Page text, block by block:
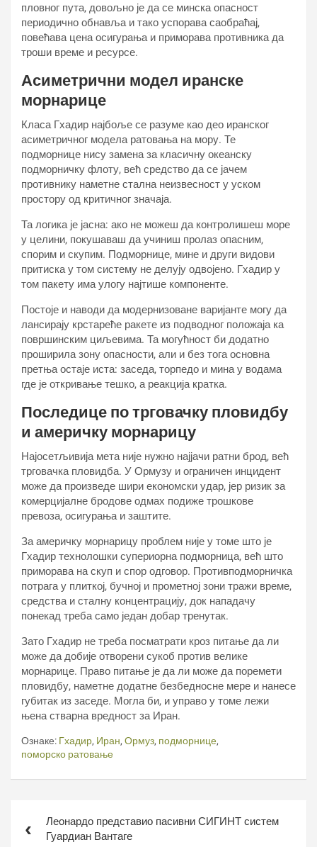
пловног пута, довољно је да се минска опасност
периодично обнавља и тако успорава саобраћај,
повећава цена осигурања и приморава противника да
троши време и ресурсе.
Асиметрични модел иранске
морнарице
Класа Гхадир најбоље се разуме као део иранског
асиметричног модела ратовања на мору. Те
подморнице нису замена за класичну океанску
подморничку флоту, већ средство да се јачем
противнику наметне стална неизвесност у уском
простору од критичног значаја.
Та логика је јасна: ако не можеш да контролишеш море
у целини, покушаваш да учиниш пролаз опасним,
спорим и скупим. Подморнице, мине и други видови
притиска у том систему не делују одвојено. Гхадир у
том пакету има улогу најтише компоненте.
Постоје и наводи да модернизоване варијанте могу да
лансирају крстареће ракете из подводног положаја ка
површинским циљевима. Та могућност би додатно
проширила зону опасности, али и без тога основна
претња остаје иста: заседа, торпедо и мина у водама
где је откривање тешко, а реакција кратка.
Последице по трговачку пловидбу
и америчку морнарицу
Најосетљивија мета није нужно најјачи ратни брод, већ
трговачка пловидба. У Ормузу и ограничен инцидент
може да произведе шири економски удар, јер ризик за
комерцијалне бродове одмах подиже трошкове
превоза, осигурања и заштите.
За америчку морнарицу проблем није у томе што је
Гхадир технолошки супериорна подморница, већ што
приморава на скуп и спор одговор. Противподморничка
потрага у плиткој, бучној и прометној зони тражи време,
средства и сталну концентрацију, док нападачу
понекад треба само један добар тренутак.
Зато Гхадир не треба посматрати кроз питање да ли
може да добије отворени сукоб против велике
морнарице. Право питање је да ли може да поремети
пловидбу, наметне додатне безбедносне мере и нанесе
губитак из заседе. Могла би, и управо у томе лежи
њена стварна вредност за Иран.
Ознаке: Гхадир, Иран, Ормуз, подморнице,
поморско ратовање
чланкаЛеонардо представио пасивни СИГИНТ систем
Гуардиан Вантаге